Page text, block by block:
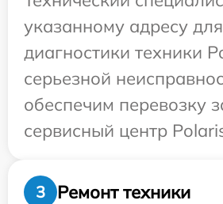
указанному адресу для
диагностики техники
серьезной
обеспечим перевозку
сервисный центр
3
Ремонт техники